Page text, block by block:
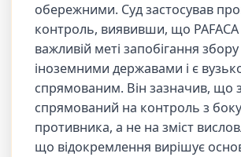
обережними. Суд застосував
контроль, виявивши, що
важливій меті запобігання
іноземними державами і є
спрямованим. Він зазначив, що
спрямований на контроль з
противника, а не на зміст
що відокремлення вирішує